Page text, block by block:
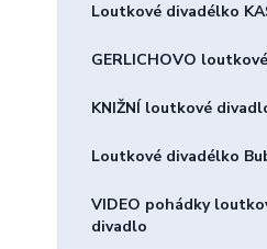
Loutkové divadélko
GERLICHOVO
KNIŽNÍ loutkové
Loutkové divadélko
VIDEO pohádky
divadlo